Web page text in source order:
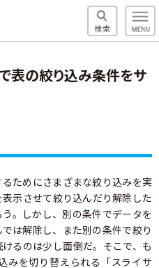
表の絞り込み条件をサ
ためにさまざまな絞り込みを実
示させて絞り込んだり解除した
。しかし、別の条件でデータを
は解除し、また別の条件で絞り
るのは少し面倒だ。そこで、も
みを切り替えられる「スライサ